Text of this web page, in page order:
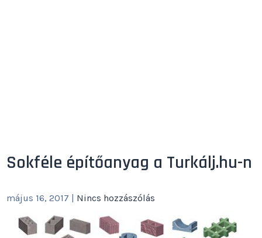
Sokféle építőanyag a Turkálj.hu-n
május 16, 2017 | Nincs hozzászólás